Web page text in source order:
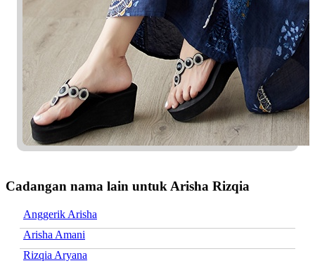
Cadangan nama lain untuk Arisha Rizqia
Anggerik Arisha
Arisha Amani
Rizqia Aryana